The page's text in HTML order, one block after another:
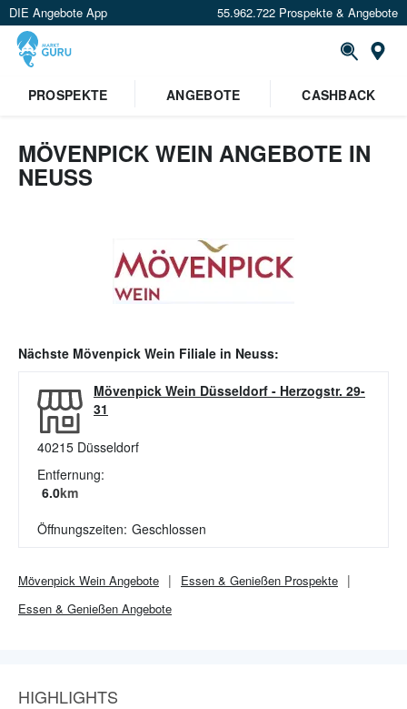
DIE Angebote App 55.962.722 Prospekte & Angebote
PROSPEKTE
ANGEBOTE CASHBACK
MÖVENPICK WEIN ANGEBOTE IN
NEUSS
Nächste Mövenpick Wein Filiale in Neuss:
Mövenpick Wein Düsseldorf - Herzogstr. 29-
31
40215 Düsseldorf
Entfernung:
6.0km
Öffnungszeiten: Geschlossen
Mövenpick Wein Angebote Essen & Genießen Prospekte
Essen & Genießen Angebote
HIGHLIGHTS